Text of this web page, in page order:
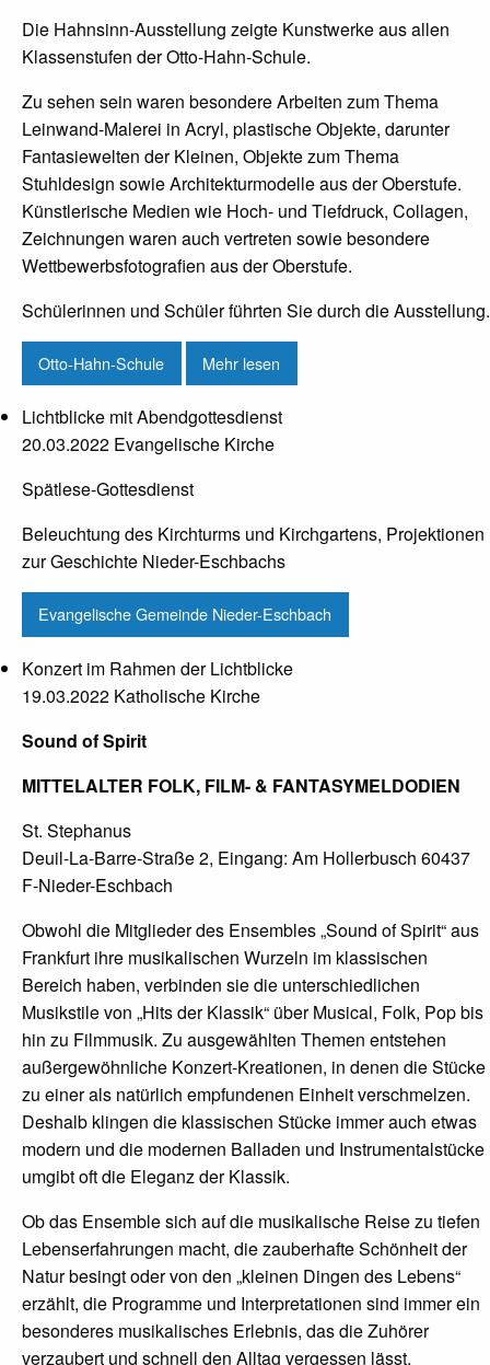
Die Hahnsinn-Ausstellung zeigte Kunstwerke aus allen
Klassenstufen der Otto-Hahn-Schule.
Zu sehen sein waren besondere Arbeiten zum Thema
Leinwand-Malerei in Acryl, plastische Objekte, darunter
Fantasiewelten der Kleinen, Objekte zum Thema
Stuhldesign sowie Architekturmodelle aus der Oberstufe.
Künstlerische Medien wie Hoch- und Tiefdruck, Collagen,
Zeichnungen waren auch vertreten sowie besondere
Wettbewerbsfotografien aus der Oberstufe.
Schülerinnen und Schüler führten Sie durch die Ausstellung.
Otto-Hahn-Schule Mehr lesen
Lichtblicke mit Abendgottesdienst
20.03.2022 Evangelische Kirche
Spätlese-Gottesdienst
Beleuchtung des Kirchturms und Kirchgartens, Projektionen
zur Geschichte Nieder-Eschbachs
Evangelische Gemeinde Nieder-Eschbach
Konzert im Rahmen der Lichtblicke
19.03.2022 Katholische Kirche
Sound of Spirit
MITTELALTER FOLK, FILM- & FANTASYMELDODIEN
St. Stephanus
Deuil-La-Barre-Straße 2, Eingang: Am Hollerbusch 60437
F-Nieder-Eschbach
Obwohl die Mitglieder des Ensembles „Sound of Spirit“ aus
Frankfurt ihre musikalischen Wurzeln im klassischen
Bereich haben, verbinden sie die unterschiedlichen
Musikstile von „Hits der Klassik“ über Musical, Folk, Pop bis
hin zu Filmmusik. Zu ausgewählten Themen entstehen
außergewöhnliche Konzert-Kreationen, in denen die Stücke
zu einer als natürlich empfundenen Einheit verschmelzen.
Deshalb klingen die klassischen Stücke immer auch etwas
modern und die modernen Balladen und Instrumentalstücke
umgibt oft die Eleganz der Klassik.
Ob das Ensemble sich auf die musikalische Reise zu tiefen
Lebenserfahrungen macht, die zauberhafte Schönheit der
Natur besingt oder von den „kleinen Dingen des Lebens“
erzählt, die Programme und Interpretationen sind immer ein
besonderes musikalisches Erlebnis, das die Zuhörer
verzaubert und schnell den Alltag vergessen lässt.